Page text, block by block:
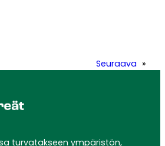
Seuraava »
turvatakseen ympäristön,